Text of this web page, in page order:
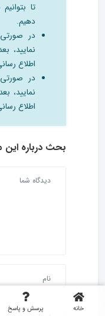
خانه پرسش و پاسخ
تا
دهیم.
در
نمایید،
اطلاع
در
نمایید،
اطلاع
بحث درباره این